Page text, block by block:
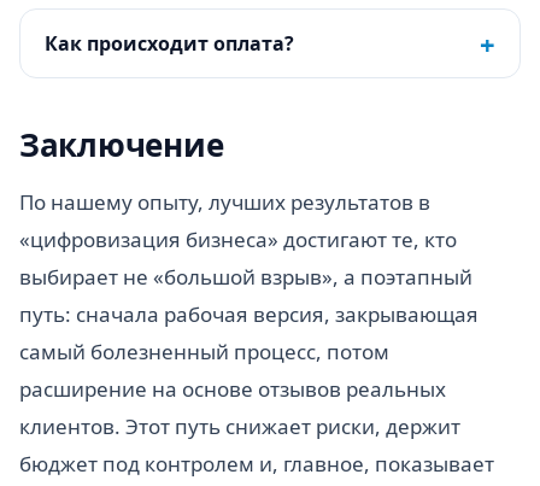
Как происходит оплата? +
Заключение
По нашему опыту, лучших результатов в
«цифровизация бизнеса» достигают те, кто
выбирает не «большой взрыв», а поэтапный
путь: сначала рабочая версия, закрывающая
самый болезненный процесс, потом
расширение на основе отзывов реальных
клиентов. Этот путь снижает риски, держит
бюджет под контролем и, главное, показывает